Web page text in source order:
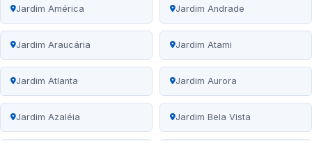
Jardim América Jardim Andrade
Jardim Araucária Jardim Atami
Jardim Atlanta Jardim Aurora
Jardim Azaléia Jardim Bela Vista